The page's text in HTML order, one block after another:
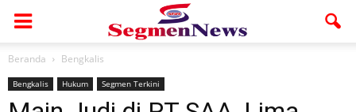
Beranda Bengkalis
Bengkalis Hukum Segmen Terkini